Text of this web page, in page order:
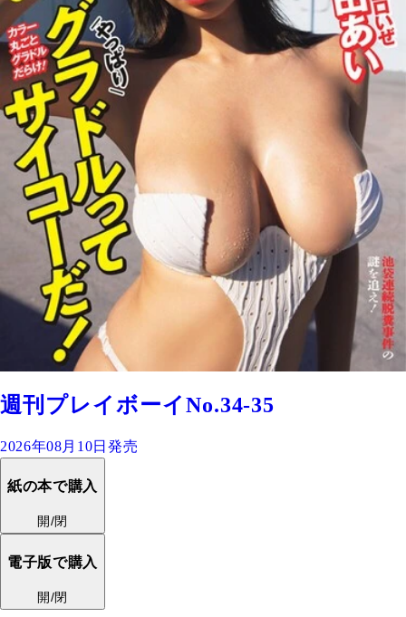
週刊プレイボーイNo.34-35
2026年08月10日発売
紙の本で購入
開/閉
電子版で購入
開/閉